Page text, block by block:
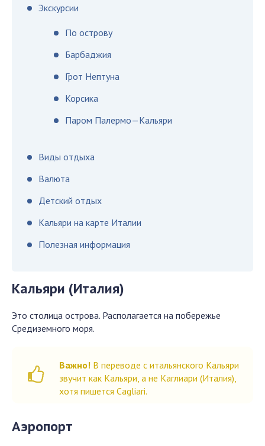
Экскурсии
По острову
Барбаджия
Грот Нептуна
Корсика
Паром Палермо—Кальяри
Виды отдыха
Валюта
Детский отдых
Кальяри на карте Италии
Полезная информация
Кальяри (Италия)
Это столица острова. Располагается на побережье
Средиземного моря.
Важно! В переводе с итальянского Кальяри
звучит как Кальяри, а не Каглиари (Италия),
хотя пишется Cagliari.
Аэропорт